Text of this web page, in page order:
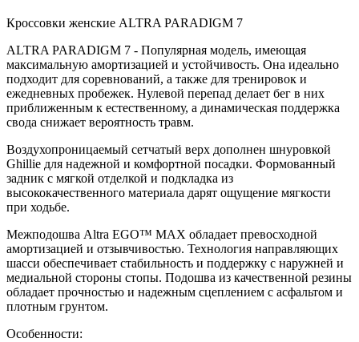
Кроссовки женские ALTRA PARADIGM 7
ALTRA PARADIGM 7 - Популярная модель, имеющая
максимальную амортизацией и устойчивость. Она идеально
подходит для соревнований, а также для тренировок и
ежедневных пробежек. Нулевой перепад делает бег в них
приближенным к естественному, а динамическая поддержка
свода снижает вероятность травм.
Воздухопроницаемый сетчатый верх дополнен шнуровкой
Ghillie для надежной и комфортной посадки. Формованный
задник с мягкой отделкой и подкладка из
высококачественного материала дарят ощущение мягкости
при ходьбе.
Межподошва Altra EGO™ MAX обладает превосходной
амортизацией и отзывчивостью. Технология направляющих
шасси обеспечивает стабильность и поддержку с наружней и
медиальной стороны стопы. Подошва из качественной резины
обладает прочностью и надежным сцеплением с асфальтом и
плотным грунтом.
Особенности: